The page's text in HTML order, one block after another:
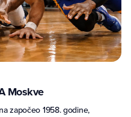
Moskve
započeo 1958. godine,